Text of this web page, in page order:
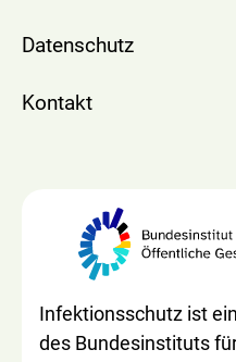
Datenschutz
Kontakt
Infektionsschutz ist
des Bundesinstituts